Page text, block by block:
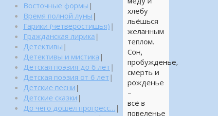
хлебу
льёшься
желанным
теплом.
Сон,
пробужденье,
смерть и
рожденье
–
всё в
повеленье
Восточные формы |
Время полной луны |
Гарики (четверостишья) |
Гражданская лирика |
Детективы |
Детективы и мистика |
Детская поэзия до 6 лет |
Детская поэзия от 6 лет |
Детские песни |
Детские сказки |
До чего дошел прогресс… |